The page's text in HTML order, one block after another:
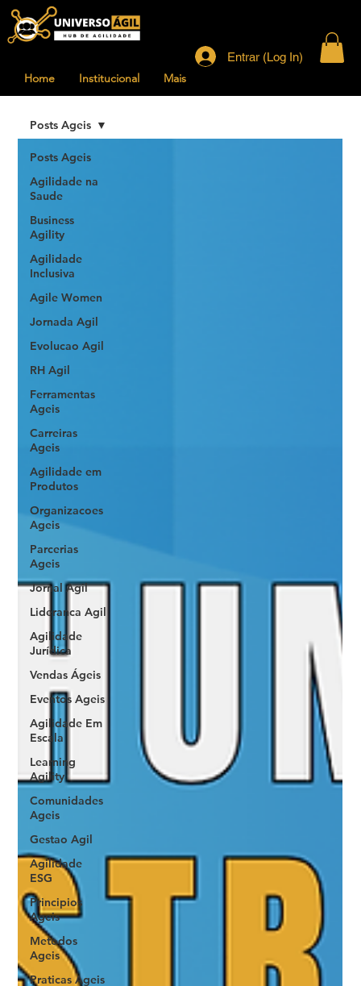
Home Institucional Mais
Entrar (Log In)
Posts Ageis
Agilidade na
Saude
Business
Agility
Agilidade
Inclusiva
Agile Women
Jornada Agil
Evolucao Agil
RH Agil
Ferramentas
Ageis
Carreiras
Ageis
Agilidade em
Produtos
Organizacoes
Ageis
Parcerias
Ageis
Jornal Agil
Lideranca Agil
Agilidade
Jurídica
Vendas Ágeis
Eventos Ageis
Agilidade Em
Escala
Learning
Agility
Comunidades
Ageis
Gestao Agil
Agilidade
ESG
Principios
Ageis
Metodos
Ageis
Praticas Ageis
Posts Ageis